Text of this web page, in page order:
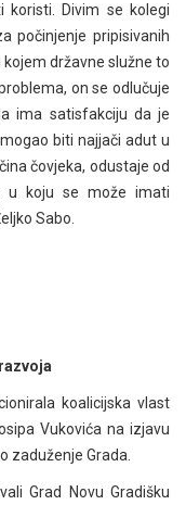
Divim se kolegi
počinjenje pripisivanih
državne služne to
on se odlučuje
ima satisfakciju da je
biti najjači adut u
čovjeka, odustaje od
u koju se može imati
Sabo.
koalicijska vlast
Vukovića na izjavu
zaduženje Grada.
Grad Novu Gradišku